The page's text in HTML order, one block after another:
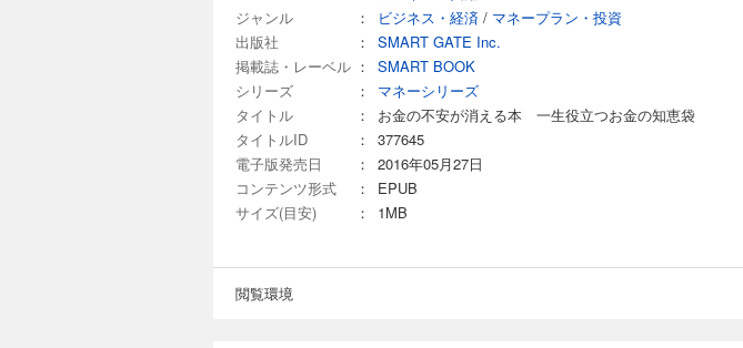
ジャンル
： ビジネス・経済 / マネープラン・投資
出版社
：
SMART GATE Inc.
掲載誌・レーベル ：
SMART BOOK
シリーズ
：
マネーシリーズ
タイトル
：
お金の不安が消える本 一生役立つお金の知恵袋
タイトルID
：
377645
電子版発売日
：
2016年05月27日
コンテンツ形式
：
EPUB
サイズ(目安)
： 1MB
閲覧環境